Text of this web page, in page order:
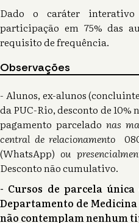
Dado o caráter
participação em 75% das
requisito de frequência.
Observações
- Alunos, ex-alunos
da PUC-Rio, desconto de 10%
pagamento parcelado nas
central de relacionamento
(WhatsApp)ou
Desconto não cumulativo.
- Cursos de parcela
Departamento de
não contemplam nenhum